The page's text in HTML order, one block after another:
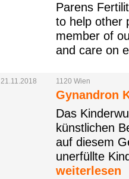
Parens
to help other
member of
and care on
21.11.2018 1120 Wien
Gynandron
Das
künstlichen
auf diesem
unerfüllte
weiterlesen